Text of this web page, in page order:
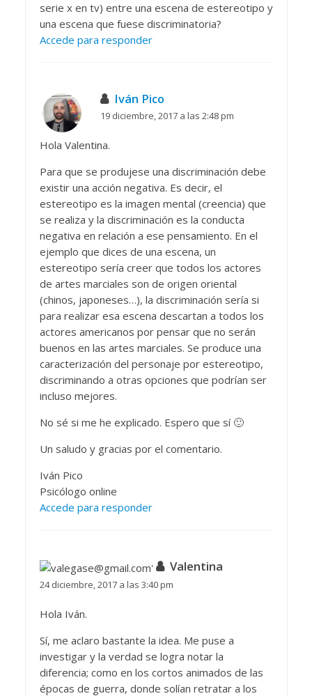
serie x en tv) entre una escena de estereotipo y
una escena que fuese discriminatoria?
Accede para responder
Iván Pico
19 diciembre, 2017 a las 2:48 pm
Hola Valentina.
Para que se produjese una discriminación debe
existir una acción negativa. Es decir, el
estereotipo es la imagen mental (creencia) que
se realiza y la discriminación es la conducta
negativa en relación a ese pensamiento. En el
ejemplo que dices de una escena, un
estereotipo sería creer que todos los actores
de artes marciales son de origen oriental
(chinos, japoneses…), la discriminación sería si
para realizar esa escena descartan a todos los
actores americanos por pensar que no serán
buenos en las artes marciales. Se produce una
caracterización del personaje por estereotipo,
discriminando a otras opciones que podrían ser
incluso mejores.
No sé si me he explicado. Espero que sí 🙂
Un saludo y gracias por el comentario.
Iván Pico
Psicólogo online
Accede para responder
Valentina
24 diciembre, 2017 a las 3:40 pm
Hola Iván.
Sí, me aclaro bastante la idea. Me puse a
investigar y la verdad se logra notar la
diferencia; como en los cortos animados de las
épocas de guerra, donde solían retratar a los